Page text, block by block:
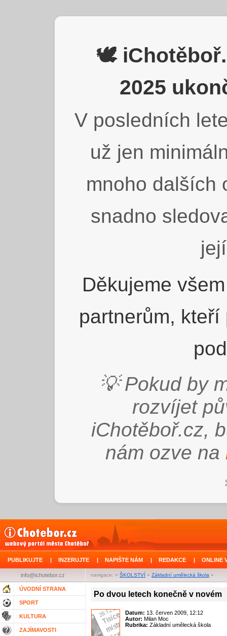
🕊️
2025
V posledních
už jen
mnoho dalších
snadno
Děkujeme
partnerům,
💡 Pokud by
rozvíjet
iChotěboř.cz,
nám ozve na
PUBLIKUJTE | INZERUJTE | NAPIŠTE NÁM | REDAKCE | ONLINE
navigace: » ŠKOLSTVÍ » Základní umělecká škola »
info@ichotebor.cz
ÚVODNÍ STRANA
SPORT
KULTURA
ZAJÍMAVOSTI
Po dvou letech konečně v novém
Datum: 13. červen 2009, 12:12
Autor: Milan Moc
Rubrika: Základní umělecká škola